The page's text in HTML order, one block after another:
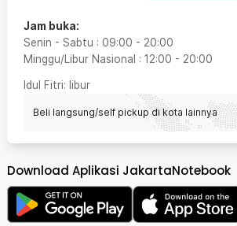
Jam buka:
Senin - Sabtu : 09:00 - 20:00
Minggu/Libur Nasional : 12:00 - 20:00
Idul Fitri: libur
Beli langsung/self pickup di kota lainnya
Download Aplikasi JakartaNotebook